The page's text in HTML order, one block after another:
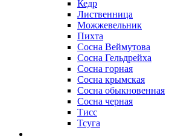
Кедр
Лиственница
Можжевельник
Пихта
Сосна Веймутова
Сосна Гельдрейха
Сосна горная
Сосна крымская
Сосна обыкновенная
Сосна черная
Тисс
Тсуга